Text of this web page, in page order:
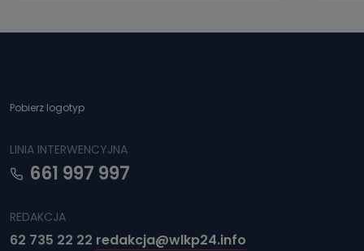
Pobierz logotyp
LINIA INTERWENCYJNA
661 997 997
REDAKCJA
62 735 22 22 redakcja@wlkp24.info